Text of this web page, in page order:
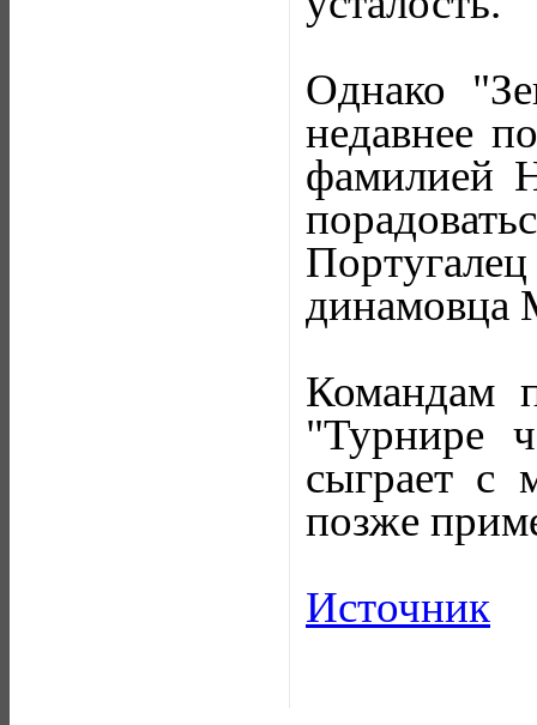
Однако
недавнее
фамилией
динамовца
Командам
"Турнире
сыграет с
позже
Источник